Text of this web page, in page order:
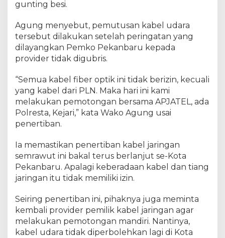
K
e
l
a
r
i
n
n
S
e
r
w
u
t
d
gunting besi.
Agung menyebut, pemutusan kabel udara
tersebut dilakukan setelah peringatan yang
dilayangkan Pemko Pekanbaru kepada
provider tidak digubris.
“Semua kabel fiber optik ini tidak berizin, kecuali
yang kabel dari PLN. Maka hari ini kami
melakukan pemotongan bersama APJATEL, ada
Polresta, Kejari,” kata Wako Agung usai
penertiban.
Ia memastikan penertiban kabel jaringan
semrawut ini bakal terus berlanjut se-Kota
Pekanbaru. Apalagi keberadaan kabel dan tiang
jaringan itu tidak memiliki izin.
Seiring penertiban ini, pihaknya juga meminta
kembali provider pemilik kabel jaringan agar
melakukan pemotongan mandiri. Nantinya,
kabel udara tidak diperbolehkan lagi di Kota